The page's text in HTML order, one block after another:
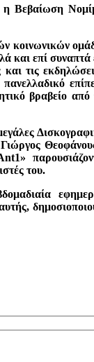
η Βεβαίωση
κοινωνικών
και επί συναπτά
τις
βραβείο από
του.